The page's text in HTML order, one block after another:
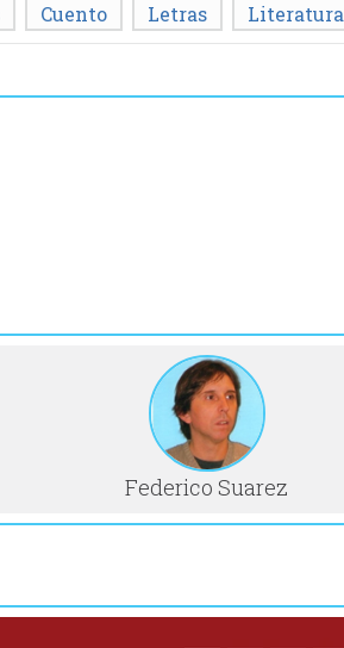
Cuento Letras Literatura
Federico Suarez